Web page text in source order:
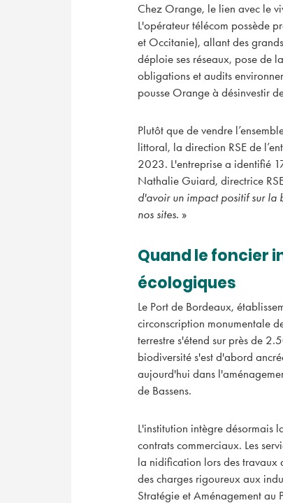
Chez Orange, le lien avec le
L'opérateur télécom possède
et Occitanie), allant des
déploie ses réseaux, pose de
obligations et audits
pousse Orange à désinvestir
Plutôt que de vendre
littoral, la direction RSE de
2023. L'entreprise a identifié
Nathalie Guiard, directrice
d'avoir un impact positif sur la
nos sites. »
Quand le foncier
écologiques
Le Port de Bordeaux,
circonscription monumentale
terrestre s'étend sur près de
biodiversité s'est d'abord
aujourd'hui dans
de Bassens.
L'institution intègre désormais
contrats commerciaux. Les
la nidification lors des travaux
des charges rigoureux aux
Stratégie et Aménagement au